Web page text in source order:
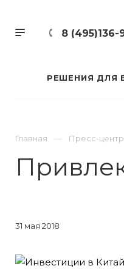
8 (495)136-
РЕШЕНИЯ ДЛЯ
Главная Пресс-центр
31 мая 2018